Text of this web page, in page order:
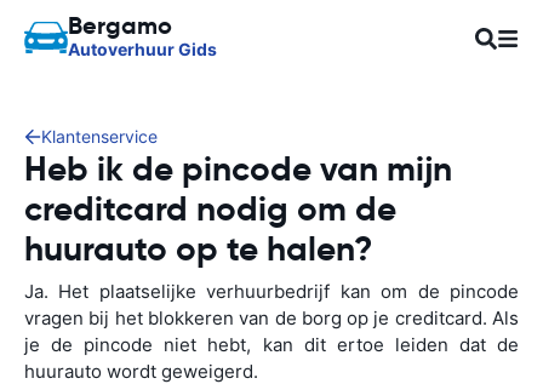
Bergamo
Autoverhuur Gids
Klantenservice
Heb ik de pincode van mijn
creditcard nodig om de
huurauto op te halen?
Ja. Het plaatselijke verhuurbedrijf kan om de pincode
vragen bij het blokkeren van de borg op je creditcard. Als
je de pincode niet hebt, kan dit ertoe leiden dat de
huurauto wordt geweigerd.